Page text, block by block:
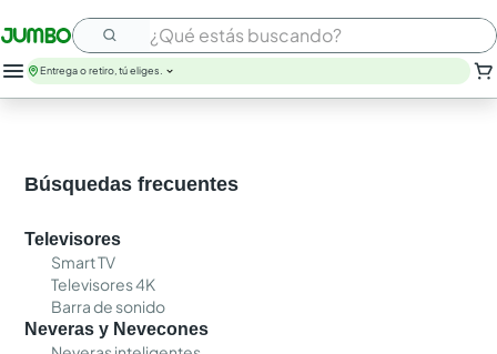
¿Qué estás buscando?
Entrega o retiro, tú eliges.
Búsquedas frecuentes
Televisores
Smart TV
Televisores 4K
Barra de sonido
Neveras y Nevecones